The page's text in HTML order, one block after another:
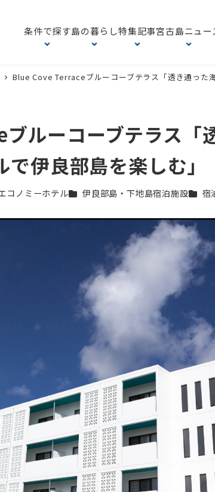
条件で探す島の暮らし特集記事宮古島ニュー
Blue Cove Terraceブルーコーブテラス「透き通った
ルーコーブテラス「
伊良部島を楽しむ」
リー
コノミーホテルカテゴリー
伊良部島・下地島宿泊施設カテ宿